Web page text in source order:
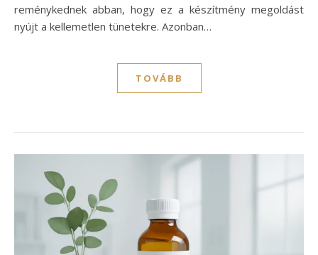
reménykednek abban, hogy ez a készítmény megoldást
nyújt a kellemetlen tünetekre. Azonban…
TOVÁBB